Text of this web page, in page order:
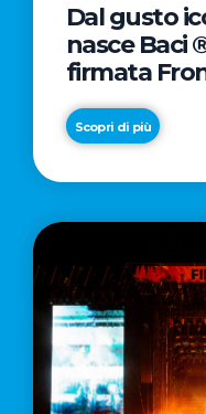
Dal gusto
nasce Baci
firmata
Scopri di più